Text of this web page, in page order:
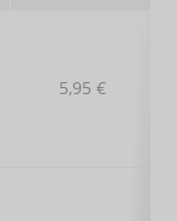
5,95 €